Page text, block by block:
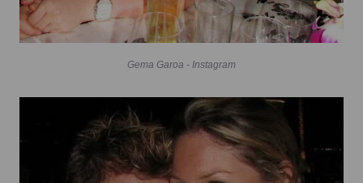
Gema Garoa - Instagram